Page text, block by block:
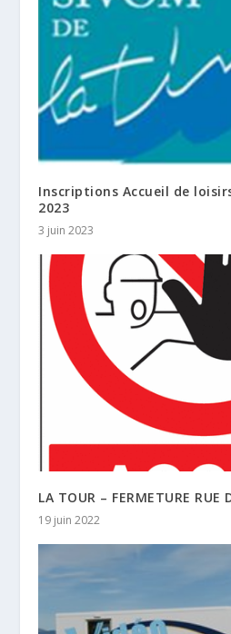
Inscriptions Accueil de
2023
3 juin 2023
LA TOUR – FERMETURE RUE
19 juin 2022